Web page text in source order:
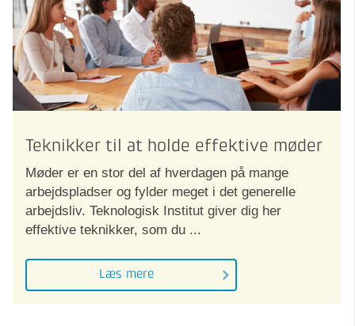
Teknikker til at holde effektive møder
Møder er en stor del af hverdagen på mange
arbejdspladser og fylder meget i det generelle
arbejdsliv. Teknologisk Institut giver dig her
effektive teknikker, som du ...
Læs mere